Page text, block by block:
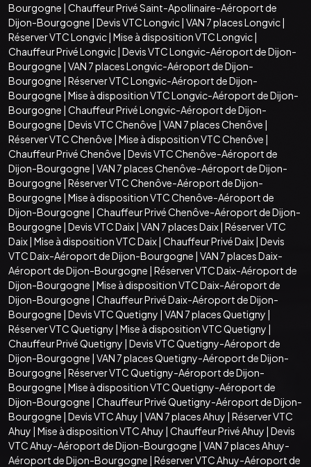
Bourgogne | Chauffeur Privé Saint-Apollinaire-Aéroport de
Dijon-Bourgogne | Devis VTC Longvic| VAN 7 places Longvic|
Réserver VTC Longvic| Mise à disposition VTC Longvic|
Chauffeur Privé Longvic| Devis VTC Longvic-Aéroport de Dijon-
Bourgogne | VAN 7 places Longvic-Aéroport de Dijon-
Bourgogne | Réserver VTC Longvic-Aéroport de Dijon-
Bourgogne | Mise à disposition VTC Longvic-Aéroport de Dijon-
Bourgogne | Chauffeur Privé Longvic-Aéroport de Dijon-
Bourgogne | Devis VTC Chenôve | VAN 7 places Chenôve |
Réserver VTC Chenôve | Mise à disposition VTC Chenôve |
Chauffeur Privé Chenôve | Devis VTC Chenôve-Aéroport de
Dijon-Bourgogne | VAN 7 places Chenôve-Aéroport de Dijon-
Bourgogne | Réserver VTC Chenôve-Aéroport de Dijon-
Bourgogne | Mise à disposition VTC Chenôve-Aéroport de
Dijon-Bourgogne | Chauffeur Privé Chenôve-Aéroport de Dijon-
Bourgogne | Devis VTC Daix| VAN 7 places Daix| Réserver VTC
Daix| Mise à disposition VTC Daix| Chauffeur Privé Daix| Devis
VTC Daix-Aéroport de Dijon-Bourgogne | VAN 7 places Daix-
Aéroport de Dijon-Bourgogne | Réserver VTC Daix-Aéroport de
Dijon-Bourgogne | Mise à disposition VTC Daix-Aéroport de
Dijon-Bourgogne | Chauffeur Privé Daix-Aéroport de Dijon-
Bourgogne | Devis VTC Quetigny | VAN 7 places Quetigny |
Réserver VTC Quetigny | Mise à disposition VTC Quetigny |
Chauffeur Privé Quetigny | Devis VTC Quetigny-Aéroport de
Dijon-Bourgogne | VAN 7 places Quetigny-Aéroport de Dijon-
Bourgogne | Réserver VTC Quetigny-Aéroport de Dijon-
Bourgogne | Mise à disposition VTC Quetigny-Aéroport de
Dijon-Bourgogne | Chauffeur Privé Quetigny-Aéroport de Dijon-
Bourgogne | Devis VTC Ahuy | VAN 7 places Ahuy | Réserver VTC
Ahuy | Mise à disposition VTC Ahuy | Chauffeur Privé Ahuy | Devis
VTC Ahuy-Aéroport de Dijon-Bourgogne | VAN 7 places Ahuy-
Aéroport de Dijon-Bourgogne | Réserver VTC Ahuy-Aéroport de